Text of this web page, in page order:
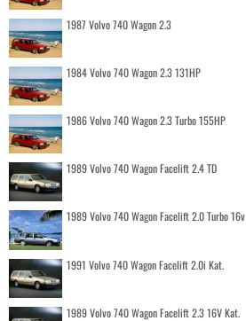
1987 Volvo 740 Wagon 2.3
1984 Volvo 740 Wagon 2.3 131HP
1986 Volvo 740 Wagon 2.3 Turbo 155HP
1989 Volvo 740 Wagon Facelift 2.4 TD
1989 Volvo 740 Wagon Facelift 2.0 Turbo 16v
1991 Volvo 740 Wagon Facelift 2.0i Kat.
1989 Volvo 740 Wagon Facelift 2.3 16V Kat.